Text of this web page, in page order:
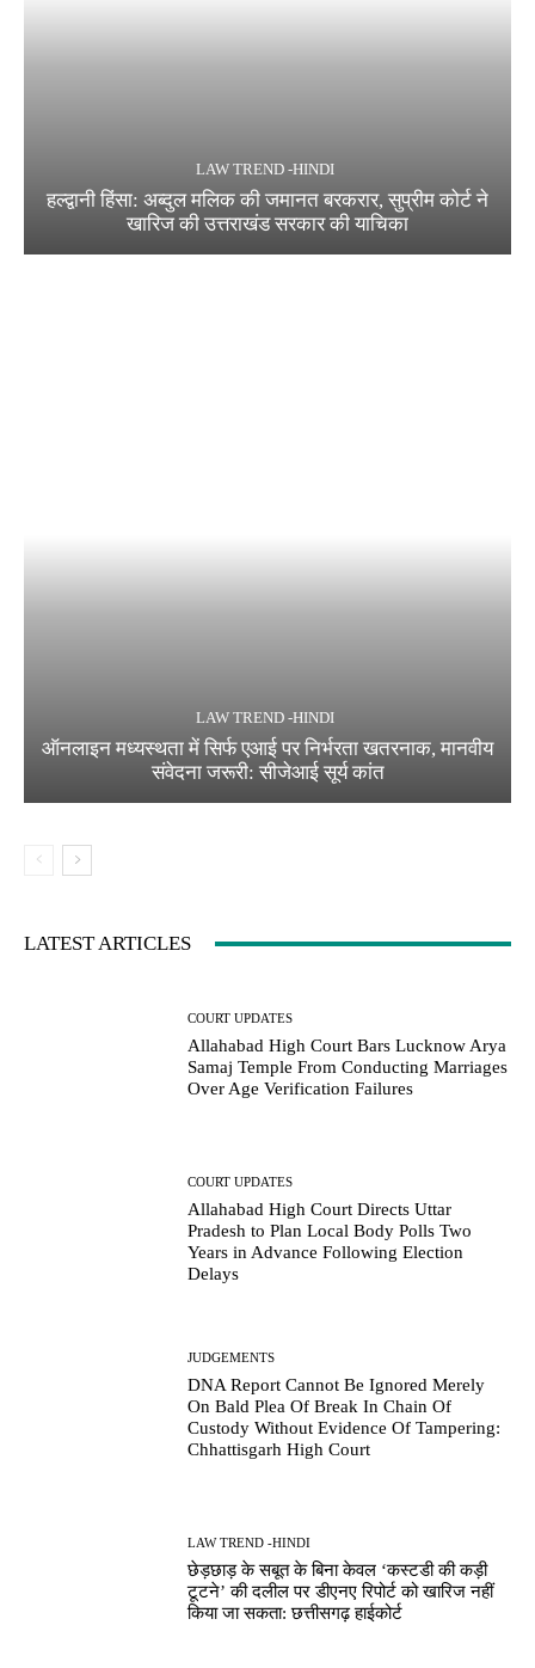
LAW TREND -HINDI
हल्द्वानी हिंसा: अब्दुल मलिक की जमानत बरकरार, सुप्रीम कोर्ट ने
खारिज की उत्तराखंड सरकार की याचिका
LAW TREND -HINDI
ऑनलाइन मध्यस्थता में सिर्फ एआई पर निर्भरता खतरनाक, मानवीय
संवेदना जरूरी: सीजेआई सूर्य कांत
LATEST ARTICLES
COURT UPDATES
Allahabad High Court Bars Lucknow Arya
Samaj Temple From Conducting Marriages
Over Age Verification Failures
COURT UPDATES
Allahabad High Court Directs Uttar
Pradesh to Plan Local Body Polls Two
Years in Advance Following Election
Delays
JUDGEMENTS
DNA Report Cannot Be Ignored Merely
On Bald Plea Of Break In Chain Of
Custody Without Evidence Of Tampering:
Chhattisgarh High Court
LAW TREND -HINDI
छेड़छाड़ के सबूत के बिना केवल ‘कस्टडी की कड़ी
टूटने’ की दलील पर डीएनए रिपोर्ट को खारिज नहीं
किया जा सकता: छत्तीसगढ़ हाईकोर्ट